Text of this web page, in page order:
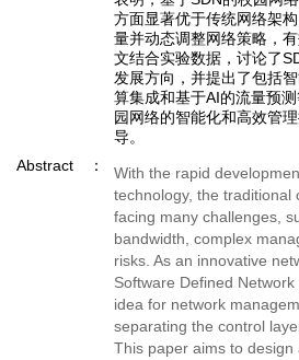
方面显著优于传统网络架
量并动态调整网络策略，
文结合实验数据，讨论了
发展方向，并提出了包括
算集成和基于AI的流量预
园网络的智能化和高效管
导。
Abstract
With the rapid
technology, the traditional
facing many challenges,
bandwidth, complex
risks. As an innovative
Software Defined
idea for network
separating the control
This paper aims to design